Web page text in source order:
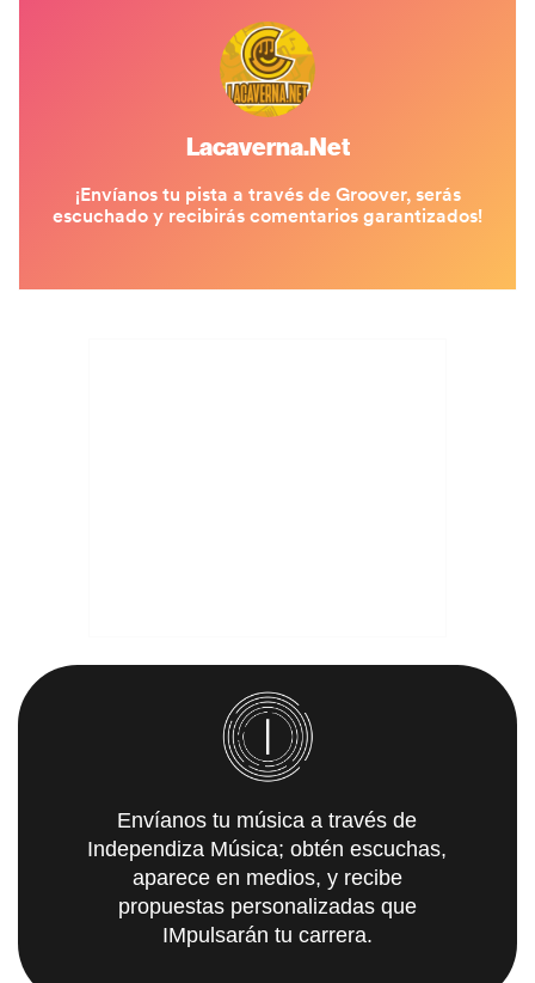
Envíanos tu música a través de
Independiza Música; obtén escuchas,
aparece en medios, y recibe
propuestas personalizadas que
IMpulsarán tu carrera.